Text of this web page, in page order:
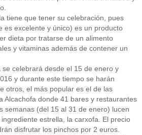
tiene que tener su celebración, pues
es excelente y único) es un producto
dieta por tratarse de un alimento
y vitaminas además de contener un
celebrará desde el 15 de enero y
y durante este tiempo se harán
otros, el más popular es el de las
Alcachofa donde 41 bares y restaurantes
semanas (del 15 al 31 de enero) lucen
estrella, la carxofa. El precio
disfrutar los pinchos por 2 euros.